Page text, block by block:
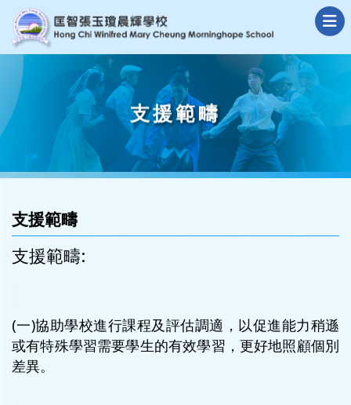
支援範疇
支援範疇
支援範疇:
(一)協助學校進行課程及評估調適，以促進能力稍遜
或有特殊學習需要學生的有效學習，更好地照顧個別
差異。